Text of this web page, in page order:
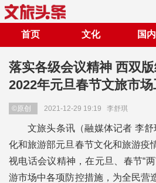
首页 文化 国
落实各级会议精神 西双
2022年元旦春节文旅市
©原创 2021-12-29 19:19 李舒琪
文旅头条讯（融媒体记者 李舒
化和旅游部元旦春节文化和旅游疫
视电话会议精神，在元旦、春节“
游市场中各项防控措施，为全民营